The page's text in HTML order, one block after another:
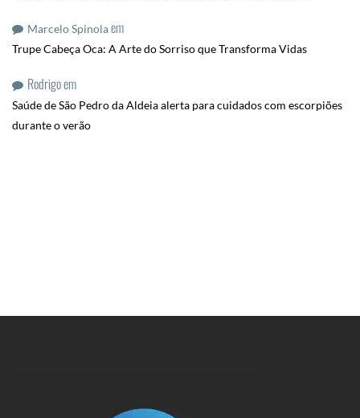
Marcelo Spinolaem
Trupe Cabeça Oca: A Arte do Sorriso que Transforma Vidas
Rodrigoem
Saúde de São Pedro da Aldeia alerta para cuidados com escorpiões
durante o verão